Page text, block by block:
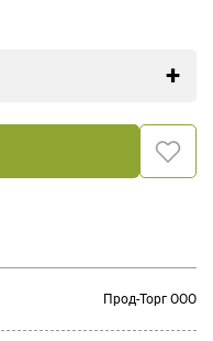
Прод-Торг ООО